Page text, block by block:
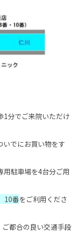
1分でご来院いただけ
いでにお買い物をす
用駐車場を4台分ご用
10番をご利用くださ
ご都合の良い交通手段